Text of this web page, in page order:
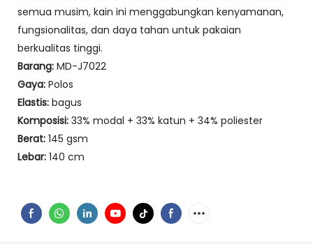
semua musim, kain ini menggabungkan kenyamanan,
fungsionalitas, dan daya tahan untuk pakaian
berkualitas tinggi.
Barang: MD-J7022
Gaya: Polos
Elastis: bagus
Komposisi: 33% modal + 33% katun + 34% poliester
Berat: 145 gsm
Lebar: 140 cm